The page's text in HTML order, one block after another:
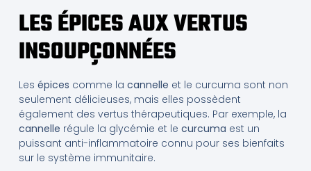
LES ÉPICES AUX VERTUS
INSOUPÇONNÉES
Les épices comme la cannelle et le curcuma sont non
seulement délicieuses, mais elles possèdent
également des vertus thérapeutiques. Par exemple, la
cannelle régule la glycémie et le curcuma est un
puissant anti-inflammatoire connu pour ses bienfaits
sur le système immunitaire.